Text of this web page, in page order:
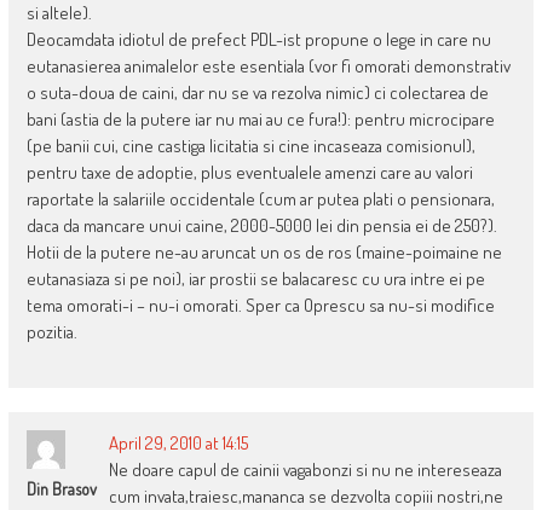
si altele).
Deocamdata idiotul de prefect PDL-ist propune o lege in care nu
eutanasierea animalelor este esentiala (vor fi omorati demonstrativ
o suta-doua de caini, dar nu se va rezolva nimic) ci colectarea de
bani (astia de la putere iar nu mai au ce fura!): pentru microcipare
(pe banii cui, cine castiga licitatia si cine incaseaza comisionul),
pentru taxe de adoptie, plus eventualele amenzi care au valori
raportate la salariile occidentale (cum ar putea plati o pensionara,
daca da mancare unui caine, 2000-5000 lei din pensia ei de 250?).
Hotii de la putere ne-au aruncat un os de ros (maine-poimaine ne
eutanasiaza si pe noi), iar prostii se balacaresc cu ura intre ei pe
tema omorati-i – nu-i omorati. Sper ca Oprescu sa nu-si modifice
pozitia.
Din Brasov
April 29, 2010 at 14:15
Ne doare capul de cainii vagabonzi si nu ne intereseaza
cum invata,traiesc,mananca se dezvolta copiii nostri,ne